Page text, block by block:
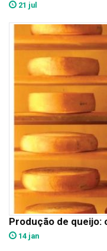
21 jul
Produção de queijo:
14 jan